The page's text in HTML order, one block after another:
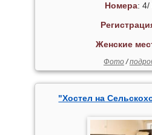
Номера: 4/
Женские
Фото/
"Хостел на